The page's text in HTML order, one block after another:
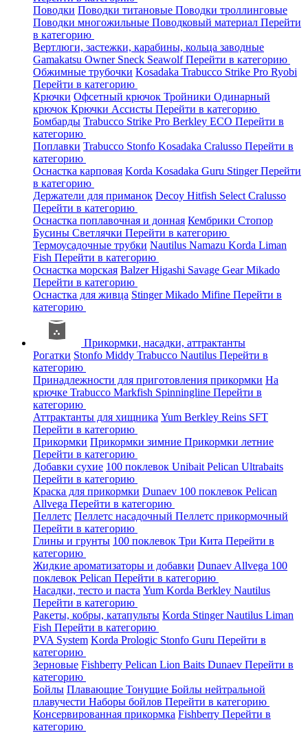
Поводки Поводки титановые Поводки троллинговые
Поводки многожильные Поводковый материал Перейти
в категорию
Вертлюги, застежки, карабины, кольца заводные
Gamakatsu Owner Sneck SeawolfПерейти в категорию
Обжимные трубочки Kosadaka Trabucco Strike Pro Ryobi
Перейти в категорию
Крючки Офсетный крючок Тройники Одинарный
крючок Крючки Ассисты Перейти в категорию
Бомбарды Trabucco Strike Pro Berkley ECO Перейти в
категорию
Поплавки Trabucco Stonfo Kosadaka Cralusso Перейти в
категорию
Оснастка карповая Korda Kosadaka Guru StingerПерейти
в категорию
Держатели для приманок Decoy Hitfish Select Cralusso
Перейти в категорию
Оснастка поплавочная и донная Кембрики Стопор
Бусины Светлячки Перейти в категорию
Термоусадочные трубки Nautilus Namazu Korda Liman
Fish Перейти в категорию
Оснастка морская BalzerHigashi Savage GearMikado
Перейти в категорию
Оснастка для живца StingerMikado Mifine Перейти в
категорию
Прикормки, насадки, аттрактанты
Рогатки Stonfo Middy Trabucco Nautilus Перейти в
категорию
Принадлежности для приготовления прикормки На
крючке Trabucco Markfish Spinningline Перейти в
категорию
Аттрактанты для хищника Yum Berkley Reins SFT
Перейти в категорию
Прикормки Прикормки зимние Прикормки летние
Перейти в категорию
Добавки сухие 100 поклевок Unibait Pelican Ultrabaits
Перейти в категорию
Краска для прикормки Dunaev 100 поклевок Pelican
Allvega Перейти в категорию
Пеллетс Пеллетс насадочный Пеллетс прикормочный
Перейти в категорию
Глины и грунты 100 поклевок Три Кита Перейти в
категорию
Жидкие ароматизаторы и добавки Dunaev Allvega 100
поклевок Pelican Перейти в категорию
Насадки, тесто и паста Yum Korda Berkley Nautilus
Перейти в категорию
Ракеты, кобры, катапульты Korda StingerNautilus Liman
Fish Перейти в категорию
PVA System Korda Prologic Stonfo Guru Перейти в
категорию
Зерновые Fishberry Pelican Lion Baits Dunaev Перейти в
категорию
Бойлы Плавающие Тонущие Бойлы нейтральной
плавучести Наборы бойлов Перейти в категорию
Консервированная прикормка Fishberry Перейти в
категорию